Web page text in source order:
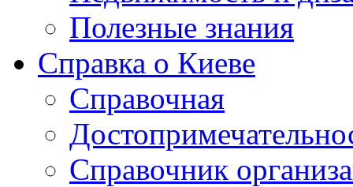
Полезные знания
Справка о Киеве
Справочная
Справочник